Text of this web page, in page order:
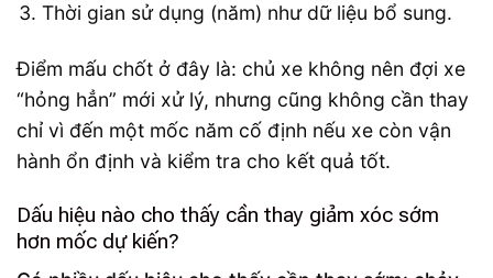
Thời gian sử dụng (năm) như dữ liệu bổ sung.
Điểm mấu chốt ở đây là: chủ xe không nên đợi xe
“hỏng hẳn” mới xử lý, nhưng cũng không cần thay
chỉ vì đến một mốc năm cố định nếu xe còn vận
hành ổn định và kiểm tra cho kết quả tốt.
Dấu hiệu nào cho thấy cần thay giảm xóc sớm
hơn mốc dự kiến?